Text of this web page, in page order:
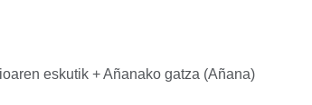
eskutik + Añanako gatza (Añana)